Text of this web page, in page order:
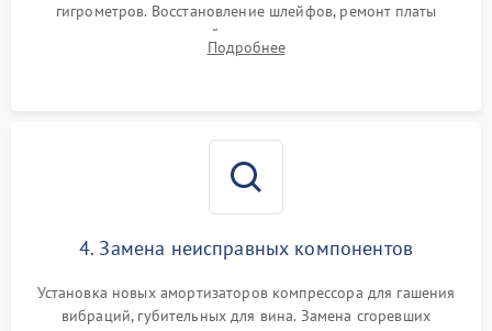
гигрометров. Восстановление шлейфов, ремонт платы
управления, отвечающей за поддержание микроклимата.
Проверка систем защиты от УФ-излучения и подсветки.
Подробнее
4. Замена неисправных компонентов
Установка новых амортизаторов компрессора для гашения
вибраций, губительных для вина. Замена сгоревших